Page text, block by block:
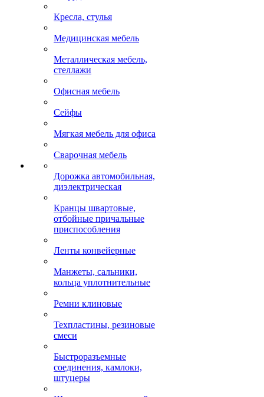
Кресла, стулья
Медицинская мебель
Металлическая мебель,
стеллажи
Офисная мебель
Сейфы
Мягкая мебель для офиса
Сварочная мебель
Дорожка автомобильная,
диэлектрическая
Кранцы швартовые,
отбойные причальные
приспособления
Ленты конвейерные
Манжеты, сальники,
кольца уплотнительные
Ремни клиновые
Техпластины, резиновые
смеси
Быстроразъемные
соединения, камлоки,
штуцеры